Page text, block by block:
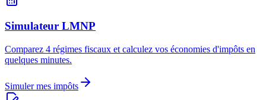
Simulateur LMNP
Comparez 4 régimes fiscaux et calculez vos économies d'impôts en
quelques minutes.
Simuler mes impôts